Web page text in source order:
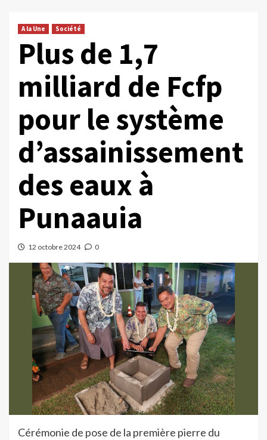
A la Une Société
Plus de 1,7
milliard de Fcfp
pour le système
d’assainissement
des eaux à
Punaauia
12 octobre 2024 0
Cérémonie de pose de la première pierre du